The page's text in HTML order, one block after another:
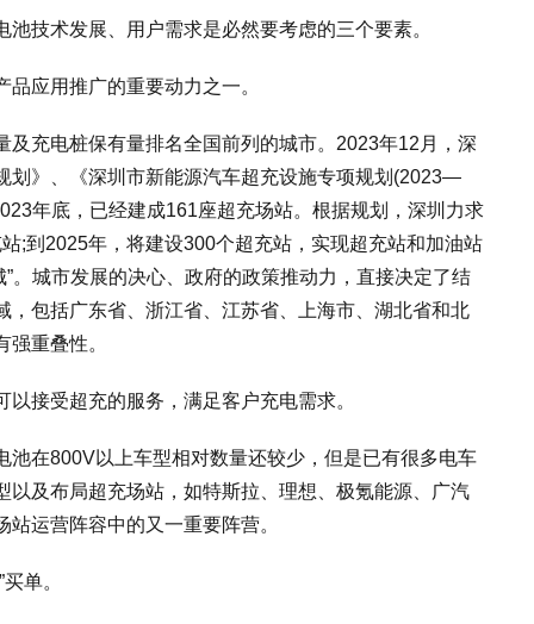
技术发展、用户需求是必然要考虑的三个要素。
应用推广的重要动力之一。
充电桩保有量排名全国前列的城市。2023年12月，深
划》、《深圳市新能源汽车超充设施专项规划(2023—
年底，已经建成161座超充场站。根据规划，深圳力求
;到2025年，将建设300个超充站，实现超充站和加油站
。城市发展的决心、政府的政策推动力，直接决定了结
包括广东省、浙江省、江苏省、上海市、湖北省和北
重叠性。
接受超充的服务，满足客户充电需求。
在800V以上车型相对数量还较少，但是已有很多电车
及布局超充场站，如特斯拉、理想、极氪能源、广汽
运营阵容中的又一重要阵营。
单。